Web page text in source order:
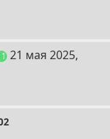
постов
30
21 мая 2025,